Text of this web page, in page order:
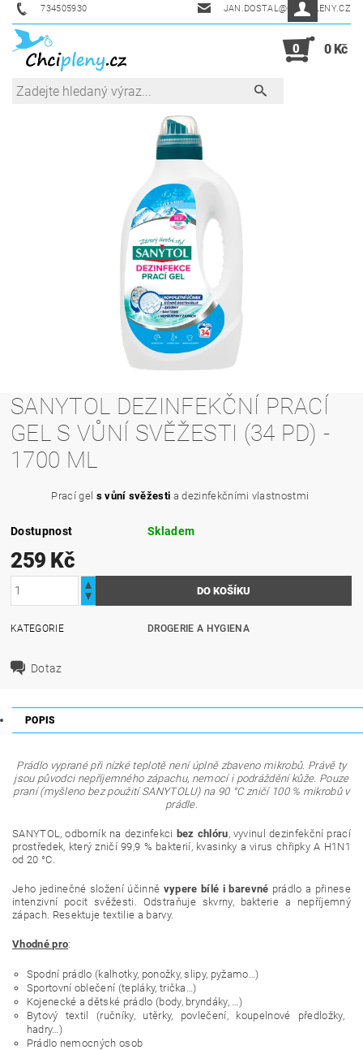
734505930 JAN.DOSTAL@CHCIPLENY.CZ
0 0 Kč
SANYTOL DEZINFEKČNÍ PRACÍ
GEL S VŮNÍ SVĚŽESTI (34 PD) -
1700 ML
Prací gel s vůní svěžesti a dezinfekčními vlastnostmi
Dostupnost Skladem
259 Kč
KATEGORIE DROGERIE A HYGIENA
Dotaz
POPIS
Prádlo vyprané při nízké teplotě není úplně zbaveno mikrobů. Právě ty
jsou původci nepříjemného zápachu, nemocí i podráždění kůže. Pouze
praní (myšleno bez použití SANYTOLU) na 90 °C zničí 100 % mikrobů v
prádle.
SANYTOL, odborník na dezinfekci bez chlóru, vyvinul dezinfekční prací
prostředek, který zničí 99,9 % bakterií, kvasinky a virus chřipky A H1N1
od 20 °C.
Jeho jedinečné složení účinně vypere bílé i barevné prádlo a přinese
intenzivní pocit svěžesti. Odstraňuje skvrny, bakterie a nepříjemný
zápach. Resektuje textilie a barvy.
Vhodné pro:
Spodní prádlo (kalhotky, ponožky, slipy, pyžamo…)
Sportovní oblečení (tepláky, trička…)
Kojenecké a dětské prádlo (body, bryndáky, …)
Bytový textil (ručníky, utěrky, povlečení, koupelnové předložky,
hadry…)
Prádlo nemocných osob